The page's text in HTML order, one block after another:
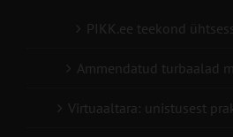
PIKK.ee teekond
Ammendatud turbaalad
Virtuaaltara: unistusest